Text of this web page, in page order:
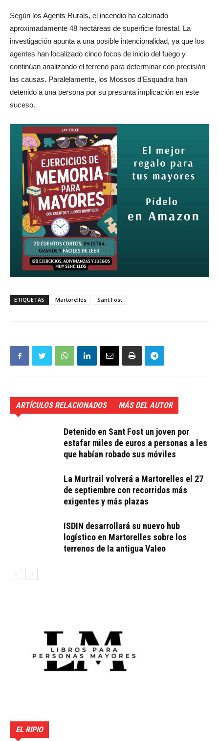
Según los Agents Rurals, el incendio ha calcinado
aproximadamente 48 hectáreas de superficie forestal. La
investigación apunta a una posible intencionalidad, ya que los
agentes han localizado cinco focos de inicio del fuego y
continúan analizando el terreno para determinar con precisión
las causas. Paralelamente, los Mossos d’Esquadra han
detenido a una persona por su presunta implicación en este
suceso.
ETIQUETAS Martorelles Sant Fost
ARTÍCULOS RELACIONADOS MÁS DEL AUTOR
Detenido en Sant Fost un joven por
estafar miles de euros a personas a les
que habían robado sus móviles
La Murtrail volverá a Martorelles el 27
de septiembre con recorridos más
exigentes y más plazas
ISDIN desarrollará su nuevo hub
logístico en Martorelles sobre los
terrenos de la antigua Valeo
EL RIPIO